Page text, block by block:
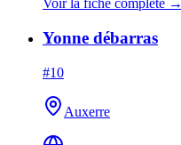
Voir la fiche complète →
Yonne débarras
#10
Auxerre